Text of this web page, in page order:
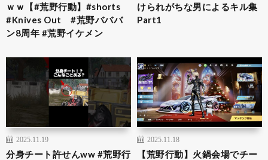
ｗｗ【#荒野行動】#shorts
#Knives Out #荒野バババ
ン8周年 #荒野イケメン
けられがちな男によるキル集
Part1
2025.11.19
分身チート許せんww #荒野行
2025.11.18
【荒野行動】火鍋会場でチー